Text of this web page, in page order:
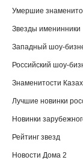
Умершие
Звезды именинники
Западный шоу-
Российский шоу-
Знаменитости
Лучшие новинки
Новинки
Рейтинг звезд
Новости Дома 2